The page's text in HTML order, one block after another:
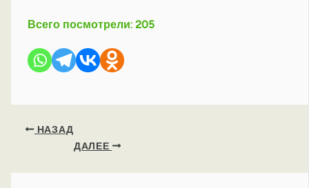
Всего посмотрели: 205
НАЗАД
ДАЛЕЕ